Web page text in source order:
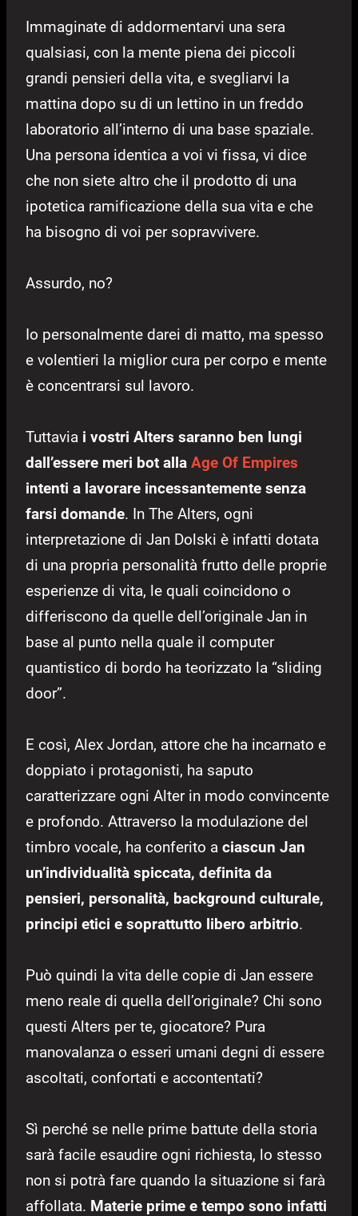
Immaginate di addormentarvi una sera
qualsiasi, con la mente piena dei piccoli
grandi pensieri della vita, e svegliarvi la
mattina dopo su di un lettino in un freddo
laboratorio all’interno di una base spaziale.
Una persona identica a voi vi fissa, vi dice
che non siete altro che il prodotto di una
ipotetica ramificazione della sua vita e che
ha bisogno di voi per sopravvivere.
Assurdo, no?
Io personalmente darei di matto, ma spesso
e volentieri la miglior cura per corpo e mente
è concentrarsi sul lavoro.
Tuttavia i vostri Alters saranno ben lungi
dall’essere meri bot alla Age Of Empires
intenti a lavorare incessantemente senza
farsi domande. In The Alters, ogni
interpretazione di Jan Dolski è infatti dotata
di una propria personalità frutto delle proprie
esperienze di vita, le quali coincidono o
differiscono da quelle dell’originale Jan in
base al punto nella quale il computer
quantistico di bordo ha teorizzato la “sliding
door”.
E così, Alex Jordan, attore che ha incarnato e
doppiato i protagonisti, ha saputo
caratterizzare ogni Alter in modo convincente
e profondo. Attraverso la modulazione del
timbro vocale, ha conferito a ciascun Jan
un’individualità spiccata, definita da
pensieri, personalità, background culturale,
principi etici e soprattutto libero arbitrio.
Può quindi la vita delle copie di Jan essere
meno reale di quella dell’originale? Chi sono
questi Alters per te, giocatore? Pura
manovalanza o esseri umani degni di essere
ascoltati, confortati e accontentati?
Sì perché se nelle prime battute della storia
sarà facile esaudire ogni richiesta, lo stesso
non si potrà fare quando la situazione si farà
affollata. Materie prime e tempo sono infatti